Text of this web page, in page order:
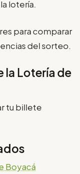
lotería.
para comparar
del sorteo.
la Lotería de
tu billete
Boyacá